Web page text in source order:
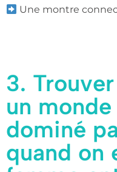
Une montre
3.
un
dominé
quand on